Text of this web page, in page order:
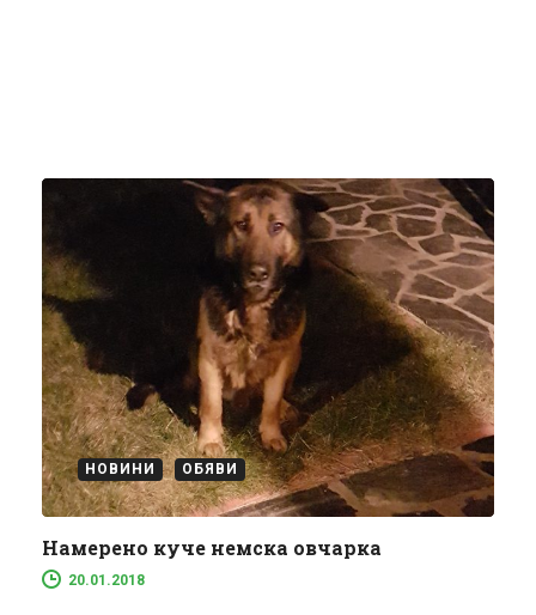
НОВИНИ ОБЯВИ
Намерено куче немска овчарка
20.01.2018